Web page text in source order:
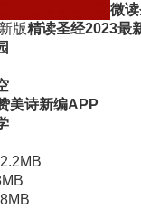
微
精读圣经2023最
美诗新编APP
2.2MB